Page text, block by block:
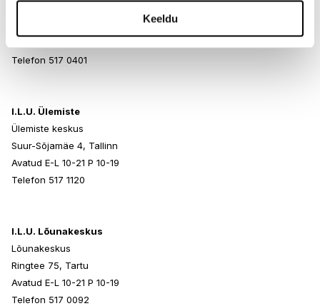
Keeldu
Telefon 517 0401
I.L.U. Ülemiste
Ülemiste keskus
Suur-Sõjamäe 4, Tallinn
Avatud E-L 10-21 P 10-19
Telefon 517 1120
I.L.U. Lõunakeskus
Lõunakeskus
Ringtee 75, Tartu
Avatud E-L 10-21 P 10-19
Telefon 517 0092